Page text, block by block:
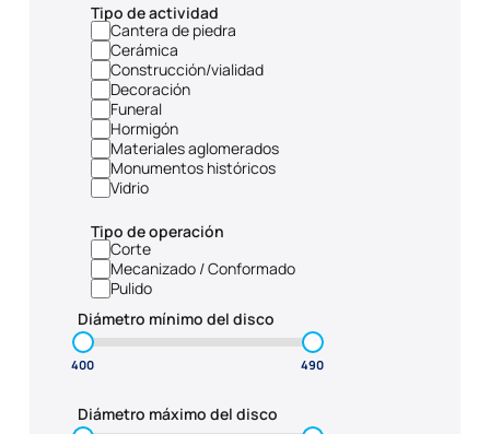
Tipo de actividad
Cantera de piedra
Cerámica
Construcción/vialidad
Decoración
Funeral
Hormigón
Materiales aglomerados
Monumentos históricos
Vidrio
Tipo de operación
Corte
Mecanizado / Conformado
Pulido
Diámetro mínimo del disco
Diámetro máximo del disco